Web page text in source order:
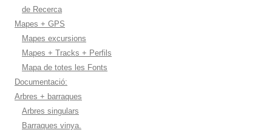
de Recerca
Mapes + GPS
Mapes excursions
Mapes + Tracks + Perfils
Mapa de totes les Fonts
Documentació:
Arbres + barraques
Arbres singulars
Barraques vinya.